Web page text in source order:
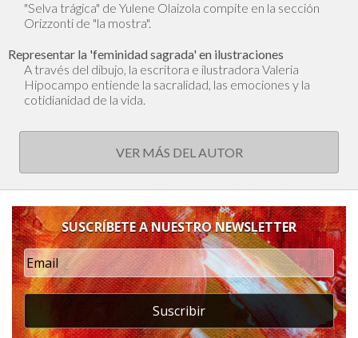
"Selva trágica" de Yulene Olaizola compite en la sección
Orizzonti de "la mostra".
Representar la 'feminidad sagrada' en ilustraciones
A través del dibujo, la escritora e ilustradora Valeria
Hipocampo entiende la sacralidad, las emociones y la
cotidianidad de la vida.
VER MÁS DEL AUTOR
SUSCRÍBETE A NUESTRO NEWSLETTER
Suscribir